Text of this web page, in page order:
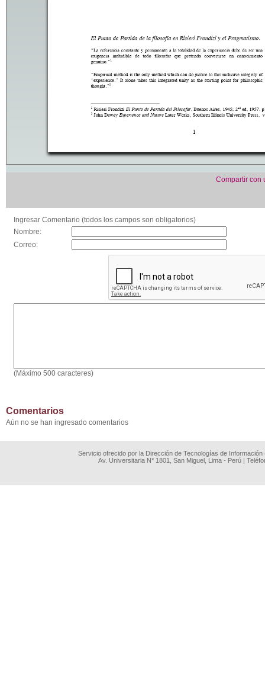
Compartir con
Ingresar Comentario (todos los campos son obligatorios)
Nombre:
Correo:
(Máximo 500 caracteres)
Comentarios
Aún no se han ingresado comentarios
Servicio ofrecido por la Dirección de Tecnologías de
Av. Universitaria N° 1801, San Miguel, Lima - Perú |